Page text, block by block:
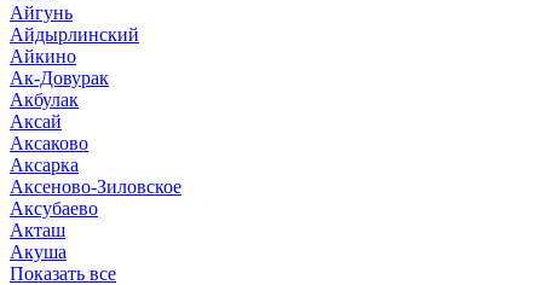
Айгунь
Айдырлинский
Айкино
Ак-Довурак
Акбулак
Аксай
Аксаково
Аксарка
Аксеново-Зиловское
Аксубаево
Акташ
Акуша
Показать все